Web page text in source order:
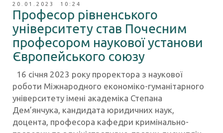
20.01.2023 10:24
Професор рівненського
університету став Почесним
професором наукової установи
Європейського союзу
16 січня 2023 року проректора з наукової
роботи Міжнародного економіко-гуманітарного
університету імені академіка Степана
Дем’янчука, кандидата юридичних наук,
доцента, професора кафедри кримінально-